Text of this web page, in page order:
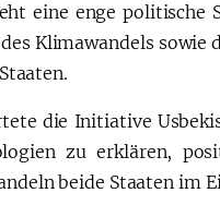
eine enge
Klimawandels
die Initiative
zu erklären,
beide Staaten im